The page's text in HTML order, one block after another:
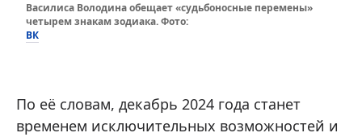
Василиса Володина обещает «судьбоносные перемены»
четырем знакам зодиака. Фото:
ВК
По её словам, декабрь 2024 года станет
временем исключительных возможностей и